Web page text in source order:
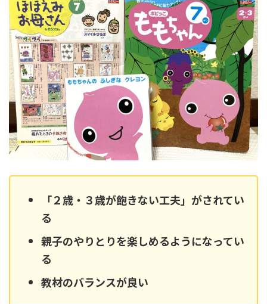
「２歳・３歳が飽きない工夫」がされてい
る
親子のやりとりを楽しめるようになってい
る
教材のバランスが良い